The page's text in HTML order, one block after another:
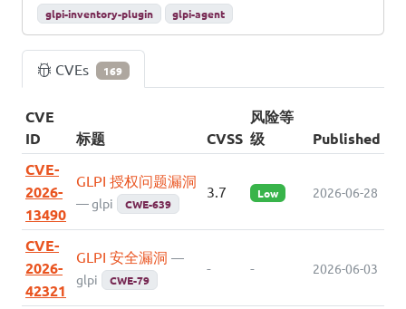
glpi-inventory-plugin
glpi-agent
CVEs 169
CVE
ID
标题 CVSS
风险等
级
Published
CVE-
2026-
13490
GLPI 授权问题漏洞
— glpi CWE-639
3.7 Low 2026-06-28
CVE-
2026-
42321
GLPI 安全漏洞 —
glpi
CWE-79
- - 2026-06-03